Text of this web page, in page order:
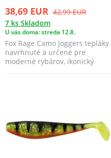
38,69 EUR 42,99 EUR
7 ks Skladom
U vás doma: streda 12.8.
Fox Rage Camo Joggers tepláky
navrhnuté a určené pre
moderné rybárov, ikonický